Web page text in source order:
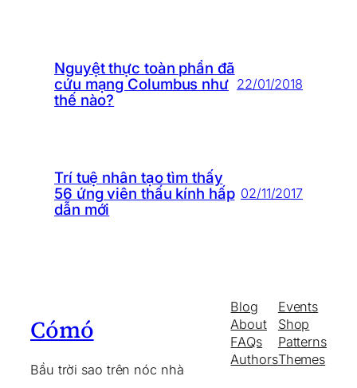
Nguyệt thực toàn phần đã
cứu mạng Columbus như
thế nào?
22/01/2018
Trí tuệ nhân tạo tìm thấy
56 ứng viên thấu kính hấp
dẫn mới
02/11/2017
Cómó
Bầu trời sao trên nóc nhà
Blog
About
FAQs
Authors
Events
Shop
Patterns
Themes